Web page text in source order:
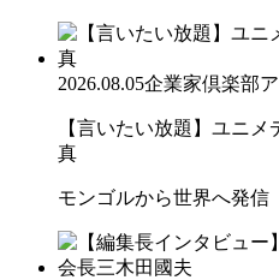
2026.08.05企業家倶楽部
【言いたい放題】ユニ
真
モンゴルから世界へ発信